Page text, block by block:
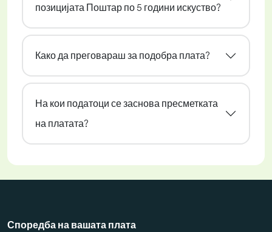
позицијата Поштар по 5 години искуство?
Како да преговараш за подобра плата?
На кои податоци се заснова пресметката
на платата?
Споредба на вашата плата